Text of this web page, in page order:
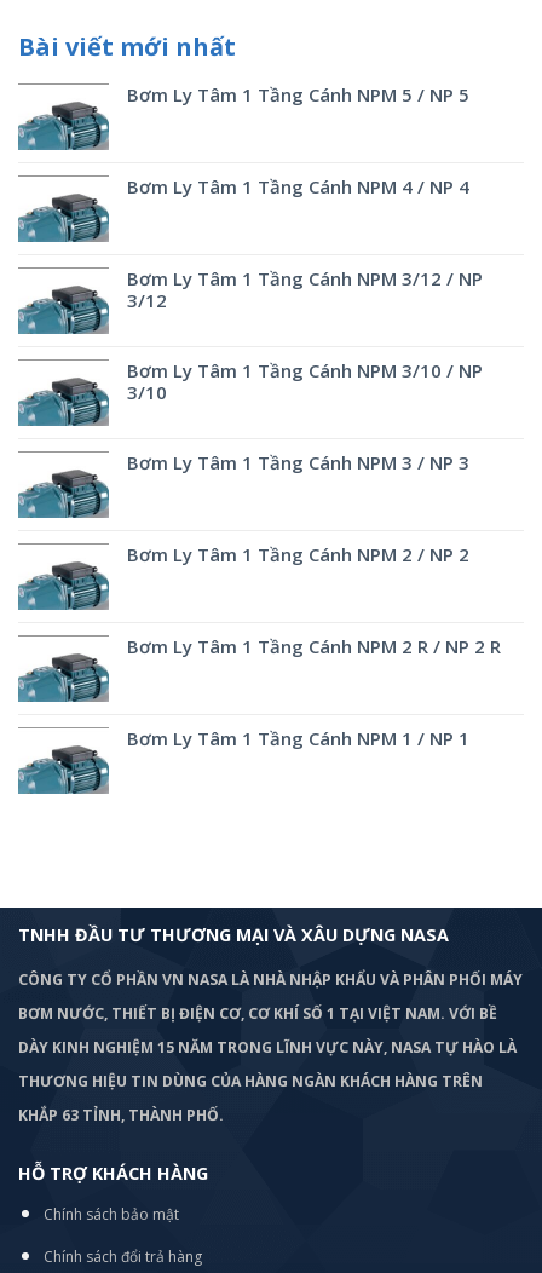
Bài viết mới nhất
Bơm Ly Tâm 1 Tầng Cánh NPM 5 / NP 5
Bơm Ly Tâm 1 Tầng Cánh NPM 4 / NP 4
Bơm Ly Tâm 1 Tầng Cánh NPM 3/12 / NP
3/12
Bơm Ly Tâm 1 Tầng Cánh NPM 3/10 / NP
3/10
Bơm Ly Tâm 1 Tầng Cánh NPM 3 / NP 3
Bơm Ly Tâm 1 Tầng Cánh NPM 2 / NP 2
Bơm Ly Tâm 1 Tầng Cánh NPM 2 R / NP 2 R
Bơm Ly Tâm 1 Tầng Cánh NPM 1 / NP 1
TNHH ĐẦU TƯ THƯƠNG MẠI VÀ XÂU DỰNG NASA
CÔNG TY CỔ PHẦN VN NASA LÀ NHÀ NHẬP KHẨU VÀ PHÂN PHỐI MÁY
BƠM NƯỚC, THIẾT BỊ ĐIỆN CƠ, CƠ KHÍ SỐ 1 TẠI VIỆT NAM. VỚI BỀ
DÀY KINH NGHIỆM 15 NĂM TRONG LĨNH VỰC NÀY, NASA TỰ HÀO LÀ
THƯƠNG HIỆU TIN DÙNG CỦA HÀNG NGÀN KHÁCH HÀNG TRÊN
KHẮP 63 TỈNH, THÀNH PHỐ.
HỖ TRỢ KHÁCH HÀNG
Chính sách bảo mật
Chính sách đổi trả hàng